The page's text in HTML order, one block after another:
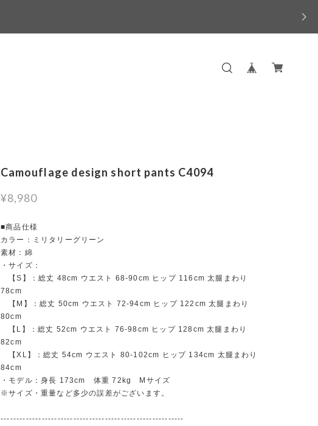
Camouflage design short pants C4094
¥8,980
■商品仕様
カラー：ミリタリーグリーン
素材：綿
・サイズ：
【S】：総丈 48cm ウエスト 68-90cm ヒップ 116cm 太腿まわり
78cm
【M】：総丈 50cm ウエスト 72-94cm ヒップ 122cm 太腿まわり
80cm
【L】：総丈 52cm ウエスト 76-98cm ヒップ 128cm 太腿まわり
82cm
【XL】：総丈 54cm ウエスト 80-102cm ヒップ 134cm 太腿まわり
84cm
・モデル：身長 173cm 体重 72kg Mサイズ
※サイズ・重量など多少の誤差がございます。
----------------------------------------------------------